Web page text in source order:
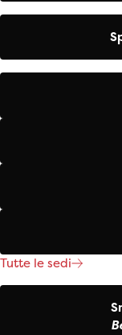
Tutte le sedi